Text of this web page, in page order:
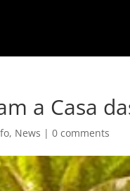
a Casa
, News |0 comments